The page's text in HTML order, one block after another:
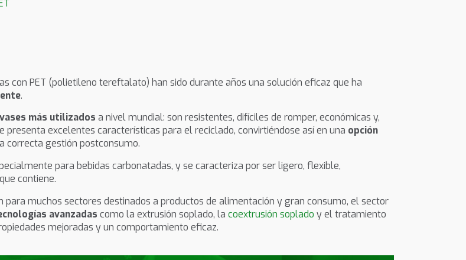
PET (polietileno tereftalato) han sido durante años una solución eficaz que ha
.
más utilizados a nivel mundial: son resistentes, difíciles de romper, económicas y,
excelentes características para el reciclado, convirtiéndose así en una opción
correcta gestión postconsumo.
para bebidas carbonatadas, y se caracteriza por ser ligero, flexible,
contiene.
muchos sectores destinados a productos de alimentación y gran consumo, el sector
avanzadas como la extrusión soplado, la coextrusión soplado y el tratamiento
mejoradas y un comportamiento eficaz.